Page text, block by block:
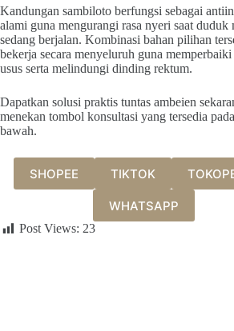
Kandungan sambiloto berfungsi sebagai
alami guna mengurangi rasa nyeri saat duduk
sedang berjalan. Kombinasi bahan pilihan
bekerja secara menyeluruh guna
usus serta melindungi dinding rektum.
Dapatkan solusi praktis tuntas ambeien
menekan tombol konsultasi yang tersedia
bawah.
SHOPEE TIKTOK
WHATSAPP
Post Views: 23